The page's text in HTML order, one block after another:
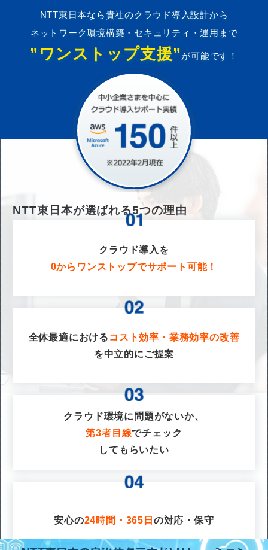
NTT東日本なら貴社のクラウド導入設計から
ネットワーク環境構築・セキュリティ・運用まで
”ワンストップ支援” が可能です！
NTT東日本が選ばれる5つの理由
クラウド導入を
0からワンストップでサポート可能！
全体最適における コスト効率・業務効率の改善
を中立的にご提案
クラウド環境に問題がないか、
第3者目線でチェック
してもらいたい
安心の24時間・365日 の対応・保守